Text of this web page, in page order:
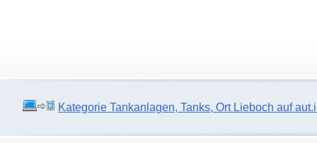
Kategorie Tankanlagen, Tanks, Ort Lieboch auf